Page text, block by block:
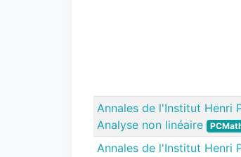
Annales de l'Institut Henri
Analyse non linéaire
Annales de l'Institut Henri